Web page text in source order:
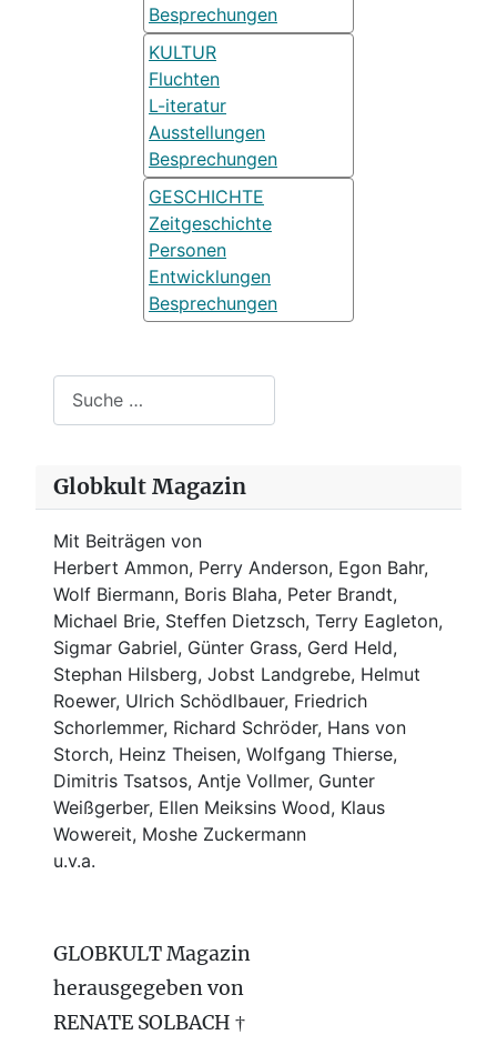
Besprechungen
KULTUR
Fluchten
L-iteratur
Ausstellungen
Besprechungen
GESCHICHTE
Zeitgeschichte
Personen
Entwicklungen
Besprechungen
Globkult Magazin
Mit Beiträgen von
Herbert Ammon, Perry Anderson, Egon Bahr,
Wolf Biermann, Boris Blaha, Peter Brandt,
Michael Brie, Steffen Dietzsch, Terry Eagleton,
Sigmar Gabriel, Günter Grass, Gerd Held,
Stephan Hilsberg, Jobst Landgrebe, Helmut
Roewer, Ulrich Schödlbauer, Friedrich
Schorlemmer, Richard Schröder, Hans von
Storch, Heinz Theisen, Wolfgang Thierse,
Dimitris Tsatsos, Antje Vollmer, Gunter
Weißgerber, Ellen Meiksins Wood, Klaus
Wowereit, Moshe Zuckermann
u.v.a.
GLOBKULT Magazin
herausgegeben von
RENATE SOLBACH †